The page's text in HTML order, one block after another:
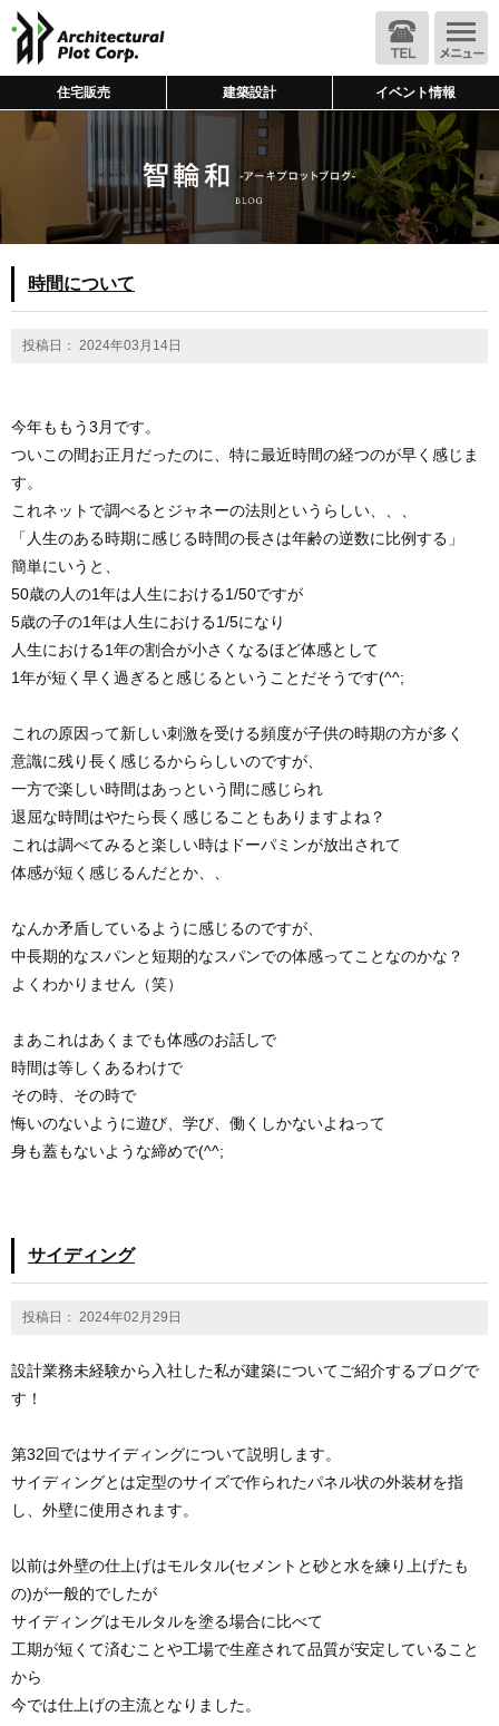
住宅販売 建築設計 イベント情報
時間について
投稿日： 2024年03月14日
今年ももう3月です。
ついこの間お正月だったのに、特に最近時間の経つのが早く感じま
す。
これネットで調べるとジャネーの法則というらしい、、、
「人生のある時期に感じる時間の長さは年齢の逆数に比例する」
簡単にいうと、
50歳の人の1年は人生における1/50ですが
5歳の子の1年は人生における1/5になり
人生における1年の割合が小さくなるほど体感として
1年が短く早く過ぎると感じるということだそうです(^^;
これの原因って新しい刺激を受ける頻度が子供の時期の方が多く
意識に残り長く感じるかららしいのですが、
一方で楽しい時間はあっという間に感じられ
退屈な時間はやたら長く感じることもありますよね？
これは調べてみると楽しい時はドーパミンが放出されて
体感が短く感じるんだとか、、
なんか矛盾しているように感じるのですが、
中長期的なスパンと短期的なスパンでの体感ってことなのかな？
よくわかりません（笑）
まあこれはあくまでも体感のお話しで
時間は等しくあるわけで
その時、その時で
悔いのないように遊び、学び、働くしかないよねって
身も蓋もないような締めで(^^;
サイディング
投稿日： 2024年02月29日
設計業務未経験から入社した私が建築についてご紹介するブログで
す！
第32回ではサイディングについて説明します。
サイディングとは定型のサイズで作られたパネル状の外装材を指
し、外壁に使用されます。
以前は外壁の仕上げはモルタル(セメントと砂と水を練り上げたも
の)が一般的でしたが
サイディングはモルタルを塗る場合に比べて
工期が短くて済むことや工場で生産されて品質が安定していること
から
今では仕上げの主流となりました。